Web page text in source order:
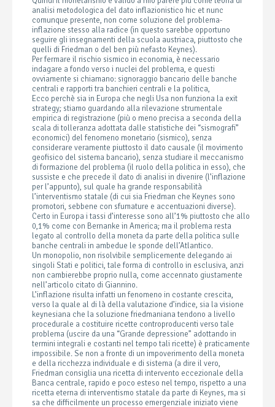
analisi metodologica del dato inflazionistico hic et nunc
comunque presente, non come soluzione del problema-
inflazione stesso alla radice (in questo sarebbe opportuno
seguire gli insegnamenti della scuola austriaca, piuttosto che
quelli di Friedman o del ben più nefasto Keynes).
Per fermare il rischio sismico in economia, è necessario
indagare a fondo verso i nuclei del problema, e questi
ovviamente si chiamano: signoraggio bancario delle banche
centrali e rapporti tra banchieri centrali e la politica,
Ecco perchè sia in Europa che negli Usa non funziona la exit
strategy; stiamo guardando alla rilevazione strumentale
empirica di registrazione (più o meno precisa a seconda della
scala di tolleranza adottata dalle statistiche dei “sismografi”
economici) del fenomeno monetario (sismico), senza
considerare veramente piuttosto il dato causale (il movimento
geofisico del sistema bancario), senza studiare il meccanismo
di formazione del problema (il ruolo della politica in esso), che
sussiste e che precede il dato di analisi in divenire (l’inflazione
per l’appunto), sul quale ha grande responsabilità
l’interventismo statale (di cui sia Friedman che Keynes sono
promotori, sebbene con sfumature e accentuazioni diverse).
Certo in Europa i tassi d’interesse sono all’1% piuttosto che allo
0,1% come con Bernanke in America; ma il problema resta
legato al controllo della moneta da parte della politica sulle
banche centrali in ambedue le sponde dell’Atlantico.
Un monopolio, non risolvibile semplicemente delegando ai
singoli Stati e politici, tale forma di controllo in esclusiva, anzi
non cambierebbe proprio nulla, come accennato giustamente
nell’articolo citato di Giannino.
L’inflazione risulta infatti un fenomeno in costante crescita,
verso la quale al di là della valutazione d’indice, sia la visione
keynesiana che la soluzione friedmaniana tendono a livello
procedurale a costituire ricette controproducenti verso tale
problema (uscire da una “Grande depressione” adottando in
termini integrali e costanti nel tempo tali ricette) è praticamente
impossibile. Se non a fronte di un impoverimento della moneta
e della ricchezza individuale e di sistema (a dire il vero,
Friedman consiglia una ricetta di intervento eccezionale della
Banca centrale, rapido e poco esteso nel tempo, rispetto a una
ricetta eterna di interventismo statale da parte di Keynes, ma si
sa che difficilmente un processo emergenziale iniziato viene